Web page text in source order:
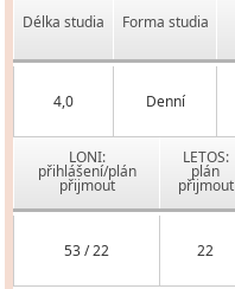
Délka studia Forma studia
4,0 Denní
LONI:
přihlášení/plán
přijmout
LETOS:
plán
přijmout
53 / 22 22